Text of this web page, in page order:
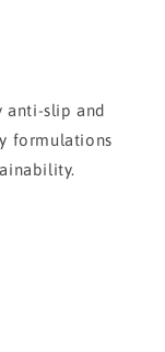
anti-slip and
formulations